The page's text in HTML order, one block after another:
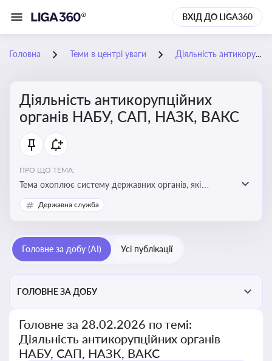
ВХІД ДО LIGA360
Головна Теми в центрі уваги Діяльність антикорупційних органів НАБУ, САП, НАЗК, ВАКС
Діяльність антикорупційних
органів НАБУ, САП, НАЗК, ВАКС
ПРО ЩО ТЕМА:
Тема охоплює систему державних органів, які
здійснюють запобігання, виявлення та розслідування
корупційних правопорушень, що є ключовим
у державному управлінні та бізнесі
Державна служба
Головне за добу (AI) Усі публікації
ГОЛОВНЕ ЗА ДОБУ
Головне за 28.02.2026 по темі:
Діяльність антикорупційних органів
НАБУ, САП, НАЗК, ВАКС